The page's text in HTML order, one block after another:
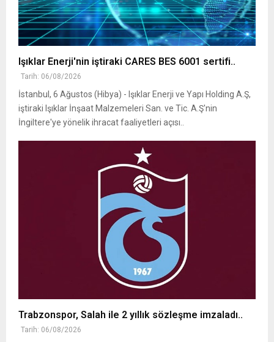
Işıklar Enerji'nin iştiraki CARES BES 6001 sertifi..
Tarih: 06/08/2026
İstanbul, 6 Ağustos (Hibya) - Işıklar Enerji ve Yapı Holding A.Ş,
iştiraki Işıklar İnşaat Malzemeleri San. ve Tic. A.Ş'nin
İngiltere'ye yönelik ihracat faaliyetleri açısı..
Trabzonspor, Salah ile 2 yıllık sözleşme imzaladı..
Tarih: 06/08/2026